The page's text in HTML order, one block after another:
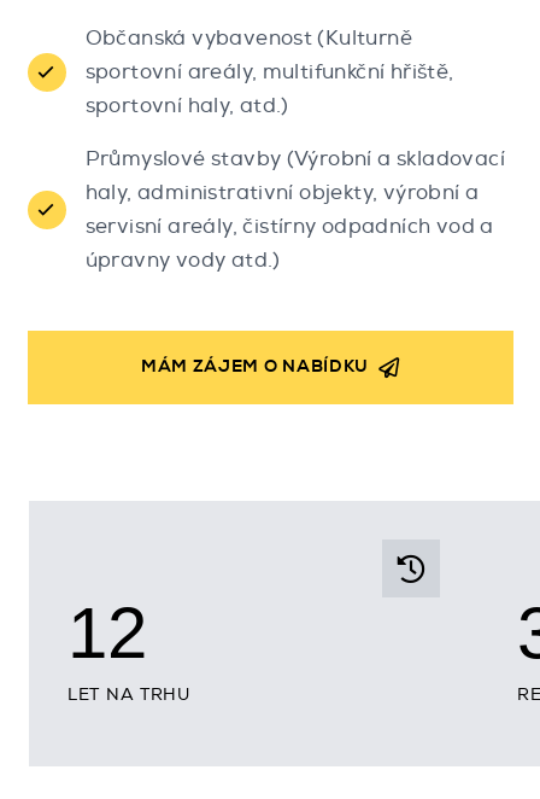
Občanská vybavenost (Kulturně
sportovní areály, multifunkční hřiště,
sportovní haly, atd.)
Průmyslové stavby (Výrobní a skladovací
haly, administrativní objekty, výrobní a
servisní areály, čistírny odpadních vod a
úpravny vody atd.)
MÁM ZÁJEM O NABÍDKU
12
LET NA TRHU